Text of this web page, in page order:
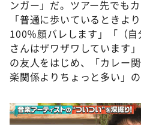
ンガー」だ。ツアー先でも
「普通に歩いているときよ
100％顔バレします」「（
さんはザワザワしています
の友人をはじめ、「カレー
楽関係よりちょっと多い」の